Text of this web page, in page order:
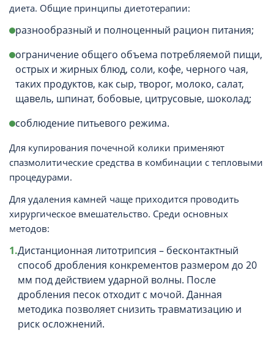
диета. Общие принципы диетотерапии:
разнообразный и полноценный рацион питания;
ограничение общего объема потребляемой пищи,
острых и жирных блюд, соли, кофе, черного чая,
таких продуктов, как сыр, творог, молоко, салат,
щавель, шпинат, бобовые, цитрусовые, шоколад;
соблюдение питьевого режима.
Для купирования почечной колики применяют
спазмолитические средства в комбинации с тепловыми
процедурами.
Для удаления камней чаще приходится проводить
хирургическое вмешательство. Среди основных
методов:
Дистанционная литотрипсия – бесконтактный
способ дробления конкрементов размером до 20
мм под действием ударной волны. После
дробления песок отходит с мочой. Данная
методика позволяет снизить травматизацию и
риск осложнений.